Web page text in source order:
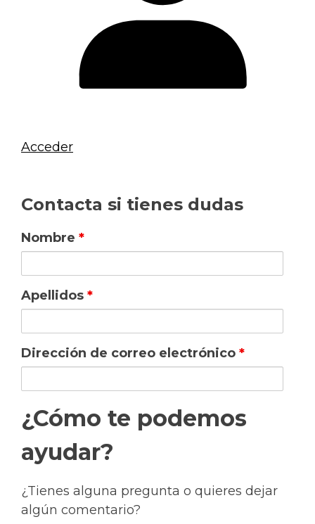
Acceder
Contacta si tienes dudas
Nombre *
Apellidos *
Dirección de correo electrónico *
¿Cómo te podemos
ayudar?
¿Tienes alguna pregunta o quieres dejar
algún comentario?